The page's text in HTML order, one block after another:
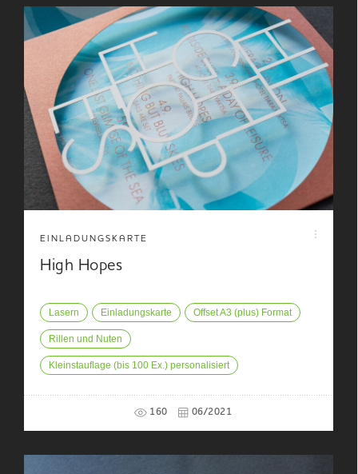
EINLADUNGSKARTE
High Hopes
Lasern Einladungskarte Offset A3 (plus) Format
Rillen und Nuten
Kleinstauflage (bis 100 Ex.) personalisiert
160 06/2021